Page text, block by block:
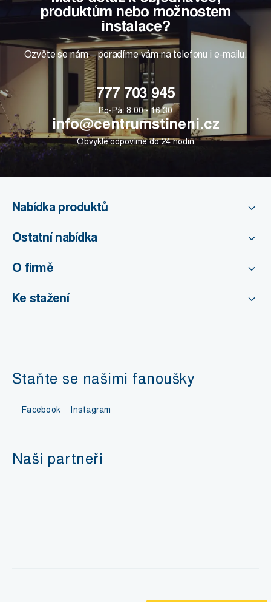
produktům nebo možnostem
instalace?
Ozvěte se nám – poradíme vám na telefonu i e-mailu.
777 703 945
Po-Pá: 8:00 - 16:30
info@centrumstineni.cz
Obvykle odpovíme do 24 hodin
Nabídka produktů
Ostatní nabídka
O firmě
Ke stažení
Staňte se našimi fanoušky
Facebook Instagram
Naši partneři